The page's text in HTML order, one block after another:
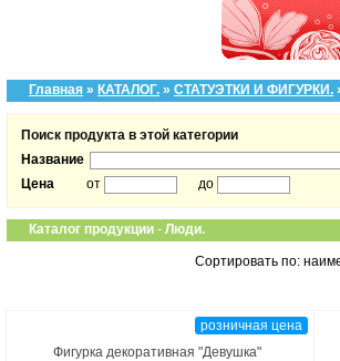
Главная » КАТАЛОГ. » СТАТУЭТКИ И ФИГУРКИ.
Поиск продукта в этой категории
Название
Цена
от до
Каталог продукции - Люди.
Сортировать по:
розничная цена
Фигурка декоративная "Девушка"